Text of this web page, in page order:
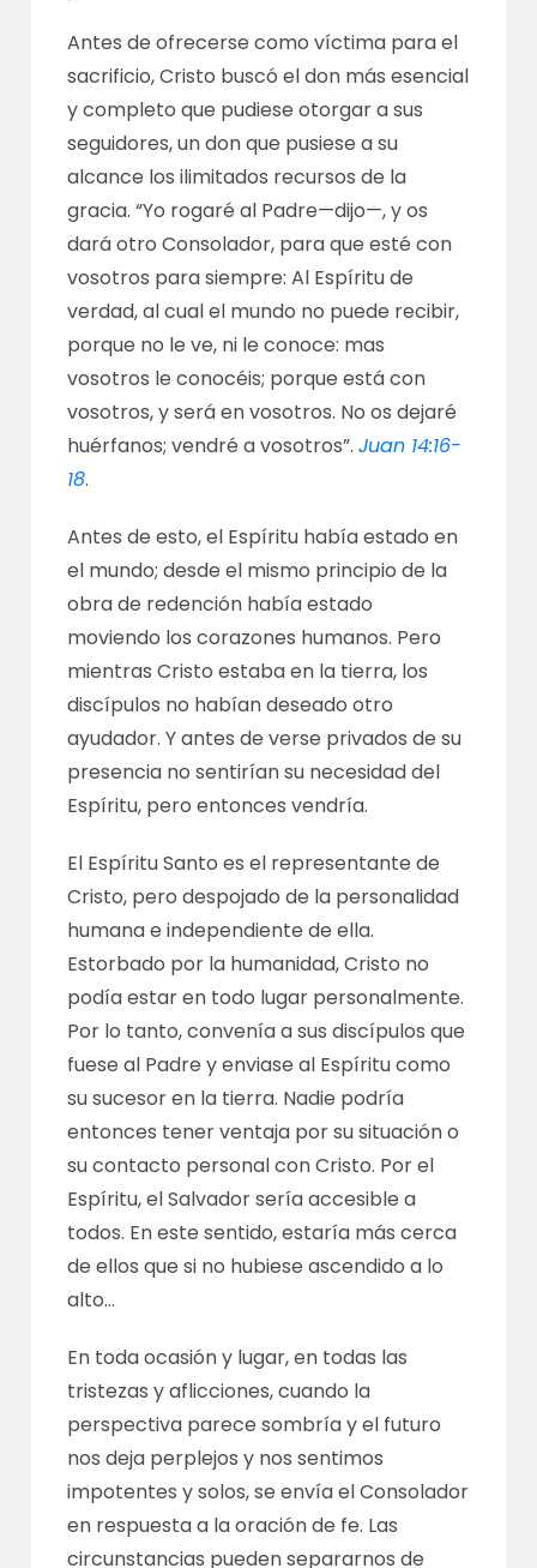
Antes de ofrecerse como víctima para el
sacrificio, Cristo buscó el don más esencial
y completo que pudiese otorgar a sus
seguidores, un don que pusiese a su
alcance los ilimitados recursos de la
gracia. “Yo rogaré al Padre—dijo—, y os
dará otro Consolador, para que esté con
vosotros para siempre: Al Espíritu de
verdad, al cual el mundo no puede recibir,
porque no le ve, ni le conoce: mas
vosotros le conocéis; porque está con
vosotros, y será en vosotros. No os dejaré
huérfanos; vendré a vosotros”.Juan 14:16-
18.
Antes de esto, el Espíritu había estado en
el mundo; desde el mismo principio de la
obra de redención había estado
moviendo los corazones humanos. Pero
mientras Cristo estaba en la tierra, los
discípulos no habían deseado otro
ayudador. Y antes de verse privados de su
presencia no sentirían su necesidad del
Espíritu, pero entonces vendría.
El Espíritu Santo es el representante de
Cristo, pero despojado de la personalidad
humana e independiente de ella.
Estorbado por la humanidad, Cristo no
podía estar en todo lugar personalmente.
Por lo tanto, convenía a sus discípulos que
fuese al Padre y enviase al Espíritu como
su sucesor en la tierra. Nadie podría
entonces tener ventaja por su situación o
su contacto personal con Cristo. Por el
Espíritu, el Salvador sería accesible a
todos. En este sentido, estaría más cerca
de ellos que si no hubiese ascendido a lo
alto…
En toda ocasión y lugar, en todas las
tristezas y aflicciones, cuando la
perspectiva parece sombría y el futuro
nos deja perplejos y nos sentimos
impotentes y solos, se envía el Consolador
en respuesta a la oración de fe. Las
circunstancias pueden separarnos de